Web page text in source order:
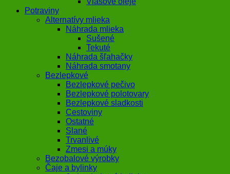
Potraviny
Alternatívy mlieka
Náhrada mlieka
Sušené
Tekuté
Náhrada šľahačky
Náhrada smotany
Bezlepkové
Bezlepkové pečivo
Bezlepkové polotovary
Bezlepkové sladkosti
Cestoviny
Ostatné
Slané
Trvanlivé
Zmesi a múky
Bezobalové výrobky
Čaje a bylinky